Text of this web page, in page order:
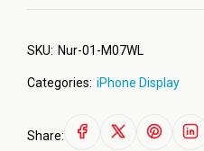
SKU: Nur-01-M07WL
Categories: iPhone Display
Share: